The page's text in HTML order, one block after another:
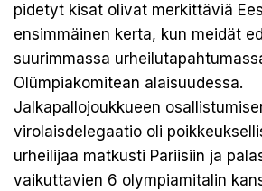
pidetyt kisat olivat merkittäviä
ensimmäinen kerta, kun meidät
suurimmassa
Olümpiakomitean alaisuudessa.
Jalkapallojoukkueen
virolaisdelegaatio oli
urheilijaa matkusti Pariisiin ja
vaikuttavien 6 olympiamitalin